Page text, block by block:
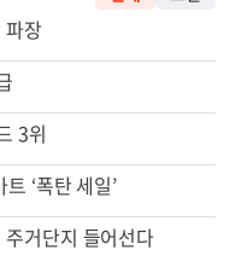
장
3위
‘폭탄 세일’